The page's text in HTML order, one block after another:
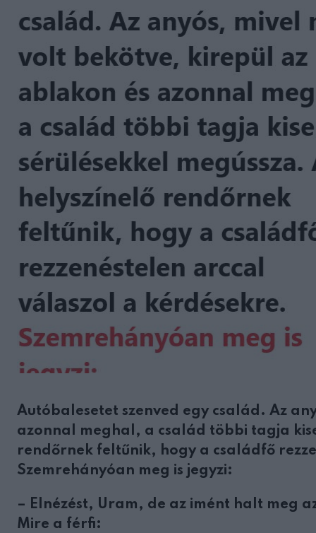
Autóbalesetet szenved egy család. Az
azonnal meghal, a család többi tagja
rendőrnek feltűnik, hogy a családfő
Szemrehányóan meg is jegyzi:
– Elnézést, Uram, de az imént halt meg
Mire a férfi: